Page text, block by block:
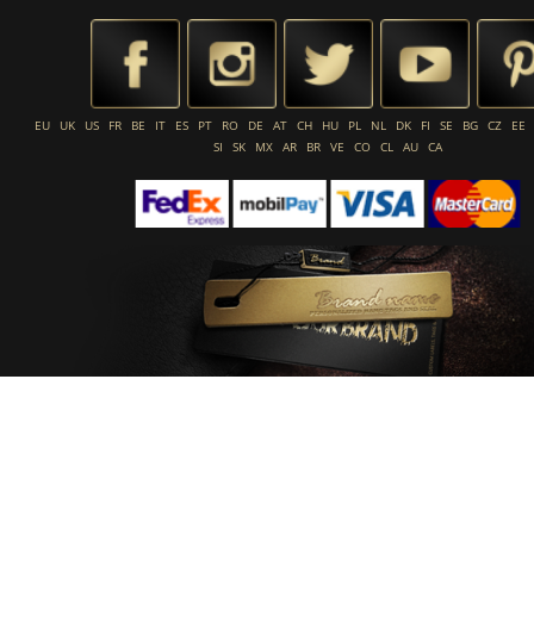
EU UK US FR BE IT ES PT RO DE AT CH HU PL NL DK FI SE BG CZ
EE
SI
SK MX AR BR VE CO CL AU CA